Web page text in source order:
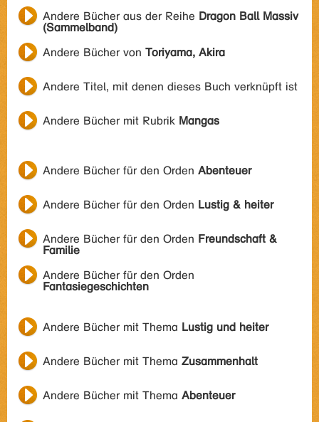
Andere Bücher aus der Reihe Dragon Ball Massiv
(Sammelband)
Andere Bücher von Toriyama, Akira
Andere Titel, mit denen dieses Buch verknüpft ist
Andere Bücher mit Rubrik Mangas
Andere Bücher für den Orden Abenteuer
Andere Bücher für den Orden Lustig & heiter
Andere Bücher für den Orden Freundschaft &
Familie
Andere Bücher für den Orden
Fantasiegeschichten
Andere Bücher mit Thema Lustig und heiter
Andere Bücher mit Thema Zusammenhalt
Andere Bücher mit Thema Abenteuer